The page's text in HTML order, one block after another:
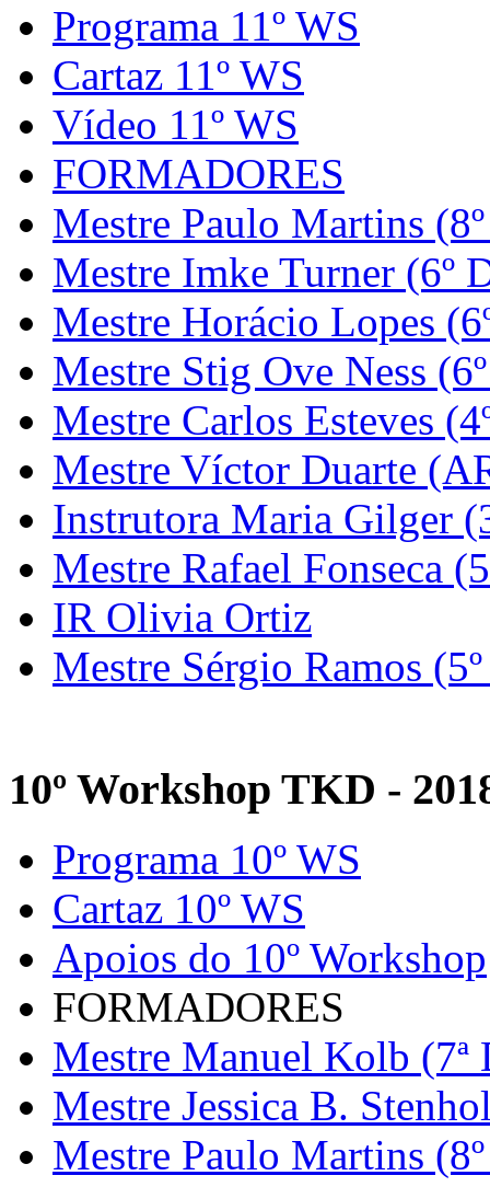
Programa 11º WS
Cartaz 11º WS
Vídeo 11º WS
FORMADORES
Mestre Paulo Martins
Mestre Imke Turner (6º
Mestre Horácio Lopes
Mestre Stig Ove Ness
Mestre Carlos Esteves
Mestre Víctor Duarte
Instrutora Maria Gilger
Mestre Rafael Fonseca
IR Olivia Ortiz
Mestre Sérgio Ramos
10º Workshop TKD -
Programa 10º WS
Cartaz 10º WS
Apoios do 10º Workshop
FORMADORES
Mestre Manuel Kolb (7ª
Mestre Jessica B.
Mestre Paulo Martins